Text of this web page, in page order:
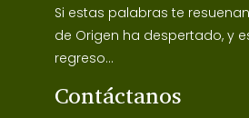
Si estas palabras te
de Origen ha despertado, y
regreso...
Contáctanos